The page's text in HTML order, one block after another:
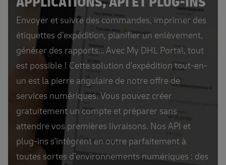
Envoyer et suivre des commandes, imprimer des
étiquettes d’expédition, planifier un enlèvement,
générer des rapports… Avec My DHL Portal, tout
est possible ! Cette solution d’expédition tout-en-
un est la pierre angulaire de notre offre de
services numériques. Vous pouvez créer
gratuitement un compte et préparer sans
attendre vos premières livraisons. Nos API et
plug-ins s’intègrent en outre parfaitement à
toutes sortes d’environnements numériques : des